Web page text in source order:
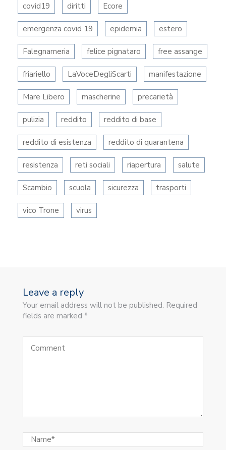
covid19 diritti Ecore
emergenza covid 19 epidemia estero
Falegnameria felice pignataro free assange
friariello LaVoceDegliScarti manifestazione
Mare Libero mascherine precarietà
pulizia reddito reddito di base
reddito di esistenza reddito di quarantena
resistenza reti sociali riapertura salute
Scambio scuola sicurezza trasporti
vico Trone virus
Leave a reply
Your email address will not be published. Required
fields are marked *